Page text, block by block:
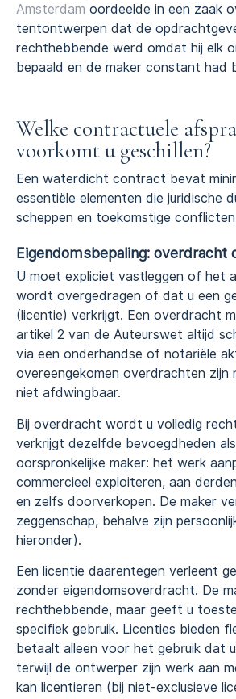
Amsterdam oordeelde in een zaak
tentontwerpen dat de
rechthebbende werd omdat hij elk
bepaald en de maker constant had
Welke contractuele
voorkomt u geschillen?
Een waterdicht contract bevat
essentiële elementen die juridische
scheppen en toekomstige
Eigendomsbepaling: overdracht
U moet expliciet vastleggen of het
wordt overgedragen of dat u een
(licentie) verkrijgt. Een overdracht
artikel 2 van de Auteurswet altijd
via een onderhandse of notariële
overeengekomen overdrachten zijn
niet afdwingbaar.
Bij overdracht wordt u volledig
verkrijgt dezelfde bevoegdheden
oorspronkelijke maker: het werk
commercieel exploiteren, aan
en zelfs doorverkopen. De maker
zeggenschap, behalve zijn
hieronder).
Een licentie daarentegen verleent
zonder eigendomsoverdracht. De
rechthebbende, maar geeft u
specifiek gebruik. Licenties bieden
betaalt alleen voor het gebruik dat
terwijl de ontwerper zijn werk aan
kan licentieren (bij niet-exclusieve